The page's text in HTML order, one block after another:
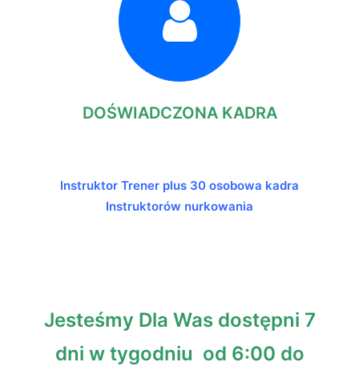
DOŚWIADCZONA KADRA
Instruktor Trener plus 30 osobowa kadra
Instruktorów nurkowania
Jesteśmy Dla Was dostępni 7
dni w tygodniu od 6:00 do